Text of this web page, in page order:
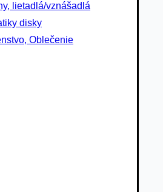
lietadlá/vznášadlá
disky
Oblečenie